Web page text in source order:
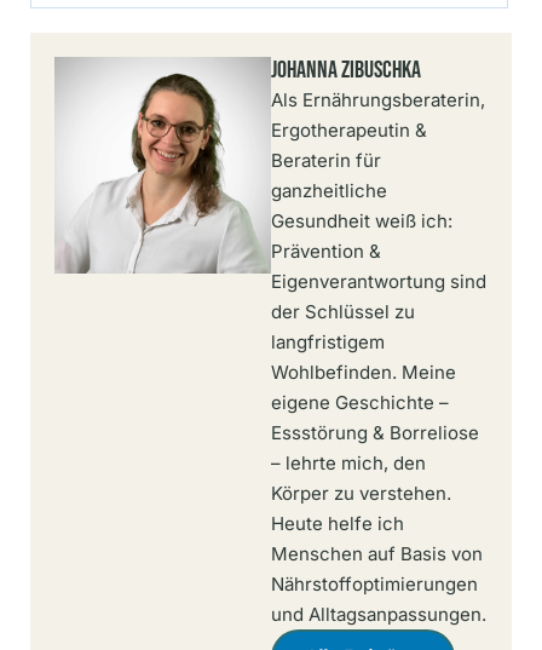
Johanna Zibuschka
Als Ernährungsberaterin,
Ergotherapeutin &
Beraterin für
ganzheitliche
Gesundheit weiß ich:
Prävention &
Eigenverantwortung sind
der Schlüssel zu
langfristigem
Wohlbefinden. Meine
eigene Geschichte –
Essstörung & Borreliose
– lehrte mich, den
Körper zu verstehen.
Heute helfe ich
Menschen auf Basis von
Nährstoffoptimierungen
und Alltagsanpassungen.